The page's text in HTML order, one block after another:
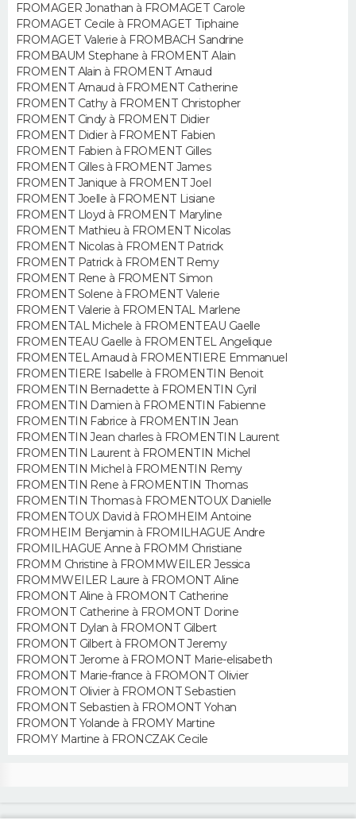
Dictionnaire
Biographies
Citations
Expressions
Proverbes
PROGRAMME TV
COPAINS D'AVANT
S'inscrire
Se connecter
Lycées
Collèges
Primaires
Universités
Entreprises
Service militaire
Avis de recherche
AVIS DE DÉCÈS
FORUM
Bricolage
Lifestyle
Culture
Sport
Auto
Television
Voyage
Cinema
FROMAGER Jonathan à FROMAGET Carole
FROMAGET Cecile à FROMAGET Tiphaine
FROMAGET Valerie à FROMBACH Sandrine
FROMBAUM Stephane à FROMENT Alain
FROMENT Alain à FROMENT Arnaud
FROMENT Arnaud à FROMENT Catherine
FROMENT Cathy à FROMENT Christopher
FROMENT Cindy à FROMENT Didier
FROMENT Didier à FROMENT Fabien
FROMENT Fabien à FROMENT Gilles
FROMENT Gilles à FROMENT James
FROMENT Janique à FROMENT Joel
FROMENT Joelle à FROMENT Lisiane
FROMENT Lloyd à FROMENT Maryline
FROMENT Mathieu à FROMENT Nicolas
FROMENT Nicolas à FROMENT Patrick
FROMENT Patrick à FROMENT Remy
FROMENT Rene à FROMENT Simon
FROMENT Solene à FROMENT Valerie
FROMENT Valerie à FROMENTAL Marlene
FROMENTAL Michele à FROMENTEAU Gaelle
FROMENTEAU Gaelle à FROMENTEL Angelique
FROMENTEL Arnaud à FROMENTIERE Emmanuel
FROMENTIERE Isabelle à FROMENTIN Benoit
FROMENTIN Bernadette à FROMENTIN Cyril
FROMENTIN Damien à FROMENTIN Fabienne
FROMENTIN Fabrice à FROMENTIN Jean
FROMENTIN Jean charles à FROMENTIN Laurent
FROMENTIN Laurent à FROMENTIN Michel
FROMENTIN Michel à FROMENTIN Remy
FROMENTIN Rene à FROMENTIN Thomas
FROMENTIN Thomas à FROMENTOUX Danielle
FROMENTOUX David à FROMHEIM Antoine
FROMHEIM Benjamin à FROMILHAGUE Andre
FROMILHAGUE Anne à FROMM Christiane
FROMM Christine à FROMMWEILER Jessica
FROMMWEILER Laure à FROMONT Aline
FROMONT Aline à FROMONT Catherine
FROMONT Catherine à FROMONT Dorine
FROMONT Dylan à FROMONT Gilbert
FROMONT Gilbert à FROMONT Jeremy
FROMONT Jerome à FROMONT Marie-elisabeth
FROMONT Marie-france à FROMONT Olivier
FROMONT Olivier à FROMONT Sebastien
FROMONT Sebastien à FROMONT Yohan
FROMONT Yolande à FROMY Martine
FROMY Martine à FRONCZAK Cecile